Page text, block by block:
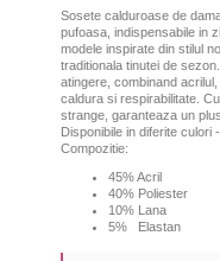
Sosete calduroase de
pufoasa, indispensabile in
modele inspirate din stilul
traditionala tinutei de
atingere, combinand
caldura si respirabilitate.
strange, garanteaza un
Disponibile in diferite culori
Compozitie:
45% Acril
40% Poliester
10% Lana
5% Elastan